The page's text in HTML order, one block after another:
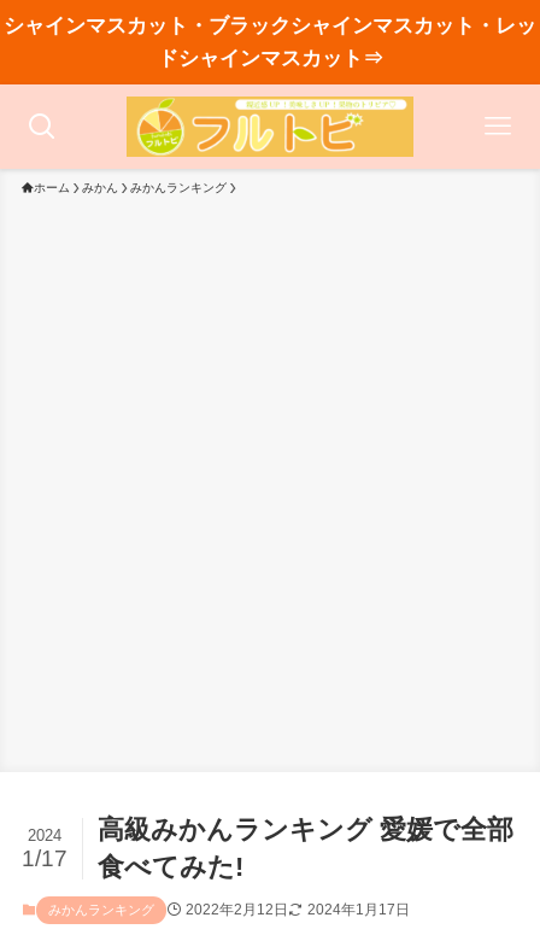
シャインマスカット・ブラックシャインマスカット・レッ
ドシャインマスカット⇒
ホーム みかん みかんランキング
高級みかんランキング 愛媛で全部
食べてみた!
2024
1/17
みかんランキング 2022年2月12日 2024年1月17日